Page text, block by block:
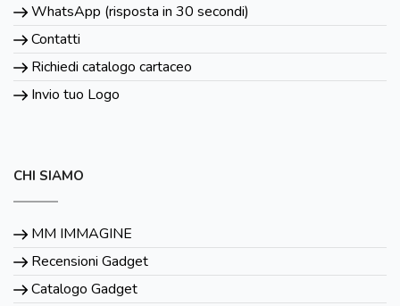
WhatsApp (risposta in 30 secondi)
Contatti
Richiedi catalogo cartaceo
Invio tuo Logo
CHI SIAMO
MM IMMAGINE
Recensioni Gadget
Catalogo Gadget